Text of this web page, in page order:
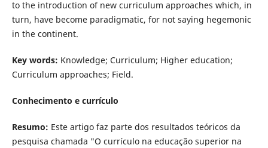
to the introduction of new curriculum approaches which, in
turn, have become paradigmatic, for not saying hegemonic
in the continent.
Key words: Knowledge; Curriculum; Higher education;
Curriculum approaches; Field.
Conhecimento e currículo
Resumo: Este artigo faz parte dos resultados teóricos da
pesquisa chamada "O currículo na educação superior na